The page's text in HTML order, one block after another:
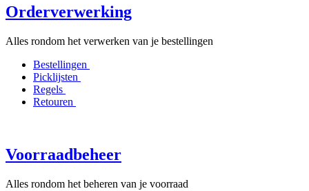
Orderverwerking
Alles rondom het verwerken van je bestellingen
Bestellingen
Picklijsten
Regels
Retouren
Voorraadbeheer
Alles rondom het beheren van je voorraad